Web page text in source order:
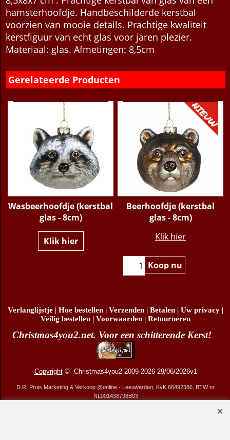
hamsterhoofdje. Handbeschilderde kerstbal
voorzien van mooie details. Prachtige kwaliteit
kerstfiguur van echt glas voor jaren plezier.
Materiaal: glas. Afmetingen: 8,5cm
Gerelateerde Producten
Wasbeerhoofdje (kerstbal
glas - 8cm)
Klik hier
Beerhoofdje (kerstbal
glas - 8cm)
Klik hier
Koop nu
Verlanglijstje | Hoe bestellen | Verzenden | Betalen | Uw privacy |
Veilig bestellen | Voorwaarden | Retourneren
Christmas4you2.net. Voor een schitterende Kerst!
Copyright© Christmas4you2 2009-2026 29/06/2026v1
D.R. Pruis Marketing & Verkoop @online - Leeuwarden, KvK 66492386, BTW nr
NL001438798B03